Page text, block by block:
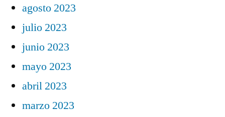
agosto 2023
julio 2023
junio 2023
mayo 2023
abril 2023
marzo 2023